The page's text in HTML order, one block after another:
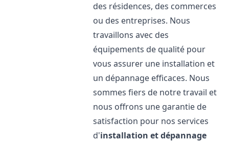
des résidences, des commerces
ou des entreprises. Nous
travaillons avec des
équipements de qualité pour
vous assurer une installation et
un dépannage efficaces. Nous
sommes fiers de notre travail et
nous offrons une garantie de
satisfaction pour nos services
d'installation et dépannage